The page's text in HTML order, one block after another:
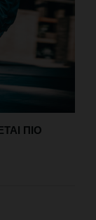
ΠΙΟ